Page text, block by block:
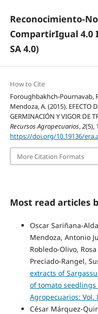
Reconocimiento-
CompartirIgual 4.0
SA 4.0)
How to Cite
Foroughbakhch-Pournavab,
Mendoza, A. (2015). EFECTO
GERMINACIÓN Y VIGOR DE
Recursos Agropecuarios,2(5),
https://doi.org/10.19136/
More Citation Formats
Most read articles
Oscar Sariñana-
Mendoza, Antonio
Robledo-Olivo,
Preciado-Rangel,
extracts of
of tomato seedlings
Agropecuarios: Vol.
César Márquez-